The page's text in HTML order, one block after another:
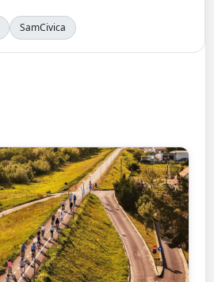
SamCivica